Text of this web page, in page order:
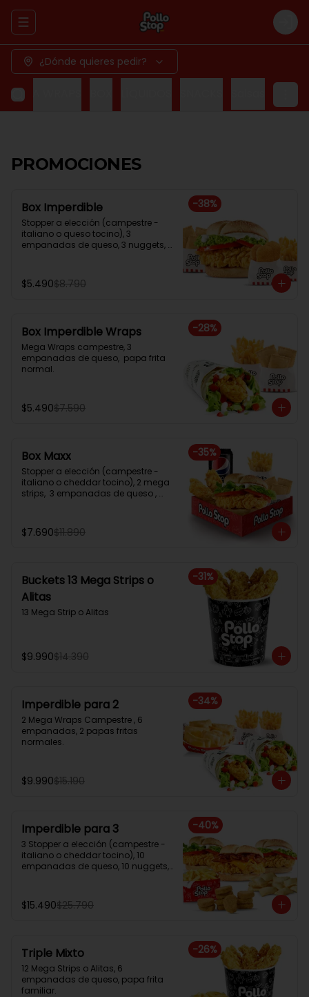
Abrir menu de navegación Login
¿Dónde quieres pedir?
WRAPS
PROMOCIONES
-38%
Box Imperdible
Stopper a elección (campestre -
italiano o queso tocino), 3
empanadas de queso, 3 nuggets,
$5.490$8.790
-28%
Box Imperdible Wraps
Mega Wraps campestre, 3
empanadas de queso,  papa frita
normal.
$5.490$7.590
-35%
Box Maxx
Stopper a elección (campestre -
italiano o cheddar tocino), 2 mega
strips,  3 empanadas de queso ,
$7.690$11.890
-31%
Buckets 13 Mega Strips o
Alitas
13 Mega Strip o Alitas
$9.990$14.390
-34%
Imperdible para 2
2 Mega Wraps Campestre , 6
empanadas, 2 papas fritas
normales.
$9.990$15.190
-40%
Imperdible para 3
3 Stopper a elección (campestre -
italiano o cheddar tocino), 10
empanadas de queso, 10 nuggets,
$15.490$25.790
-26%
Triple Mixto
12 Mega Strips o Alitas, 6
empanadas de queso, papa frita
familiar.